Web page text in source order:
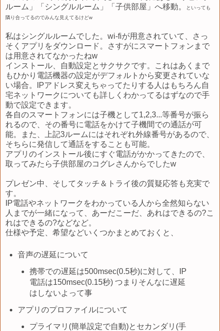
ルーム」「シングルルーム」「子供部屋」へ移動。
といっても
隣り合ってるのでみんな見えてるけどw
私はシングルルームでした。wi-fiが用意されていて、さっ
そくアプリをダウンロード。さすがにスマートフォンまで
は用意されてなかったねw
インストール、自動設定とサクサクです。これはあくまで
もひかり電話機器の設定がデフォルトから変更されていな
い場合。IPアドレス変えちゃってたりする人はもちろん自
宅ネットワークについても詳しくわかってるはずなので手
動で設定できます。
各自のスマートフォンには子機として1,2,3...等番号が振ら
れるので、その番号に電話をかけて子機間での通話が可
能。また、上記3ルームにはそれぞれ外線番号があるので、
そちらに発信して通話をすることも可能。
アプリのインストール後にすぐ電話がかかってきたので、
取ってみたら子供部屋のコグレさんからでしたw
プレゼン中、そしてタッチ＆トライ後の質疑応答も充実で
す。
IP電話やネットワークをわかっている人から全然知らない
人までが一緒になって、あーだこーだ、あれはできるの?こ
れはできるの?などなど。
仕様や予定、希望などいくつかまとめておくと、
音声の遅延について
携帯での遅延は500msec(0.5秒)に対して、IP
電話は150msec(0.15秒) つまりそんなに遅延
はしないよって事
アプリのプロファイルについて
プライマリ(簡単設定で自動)とセカンダリ(手